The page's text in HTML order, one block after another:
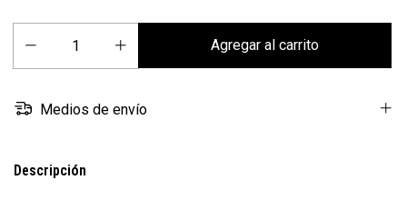
Medios de envío
Descripción